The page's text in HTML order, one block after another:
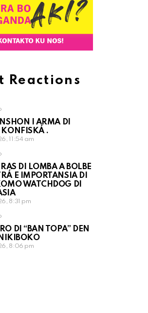
Reactions
I ARMA DI
KONFISKÁ .
11:54 am
DI LOMBA A BOLBE
E IMPORTANSIA DI
WATCHDOG DI
8:31 pm
DI “BAN TOPA” DEN
8:06 pm